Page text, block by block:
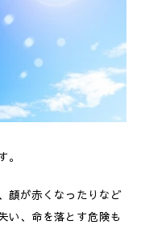
顔が赤くなったりなど
い、命を落とす危険も